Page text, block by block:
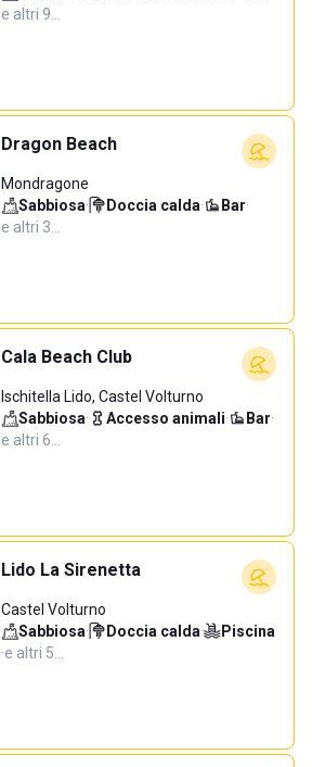
e altri 9…
Dragon Beach
Mondragone
Sabbiosa· Doccia calda· Bar·
e altri 3…
Cala Beach Club
Ischitella Lido, Castel Volturno
Sabbiosa· Accesso animali· Bar·
e altri 6…
Lido La Sirenetta
Castel Volturno
Sabbiosa· Doccia calda·
Piscina
·e altri 5…